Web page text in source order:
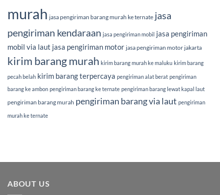
murah jasa pengiriman barang murah ke ternate jasa
pengiriman kendaraan jasa pengiriman mobil jasa pengiriman
mobil via laut jasa pengiriman motor jasa pengiriman motor jakarta
kirim barang murah kirim barang murah ke maluku kirim barang
pecah belah kirim barang terpercaya pengiriman alat berat pengiriman
barang ke ambon pengiriman barang ke ternate pengiriman barang lewat kapal laut
pengiriman barang murah pengiriman barang via laut pengiriman
murah ke ternate
ABOUT US